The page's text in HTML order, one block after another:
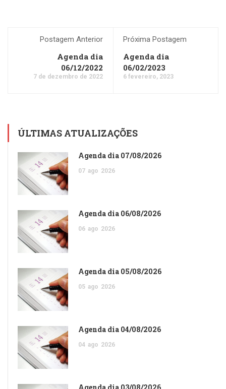
Postagem Anterior
Agenda dia
06/12/2022
7 de dezembro de 2022
Próxima Postagem
Agenda dia
06/02/2023
6 fevereiro, 2023
ÚLTIMAS ATUALIZAÇÕES
Agenda dia 07/08/2026
07 ago 2026
Agenda dia 06/08/2026
06 ago 2026
Agenda dia 05/08/2026
05 ago 2026
Agenda dia 04/08/2026
04 ago 2026
Agenda dia 03/08/2026